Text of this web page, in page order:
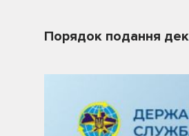
Порядок подання